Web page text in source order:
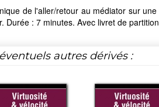
de l'aller/retour au médiator sur
Durée : 7 minutes. Avec livret de
autres dérivés :